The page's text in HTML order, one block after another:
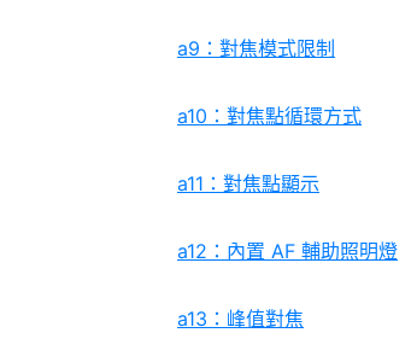
a9：對焦模式限制
a10：對焦點循環方式
a11：對焦點顯示
a12：內置 AF 輔助照明燈
a13：峰值對焦